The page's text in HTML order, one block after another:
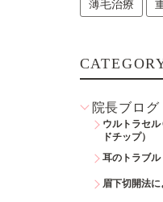
薄毛治療
院長ブログ
ウルトラセ
ドチップ）
耳のトラブル
眉下切開法